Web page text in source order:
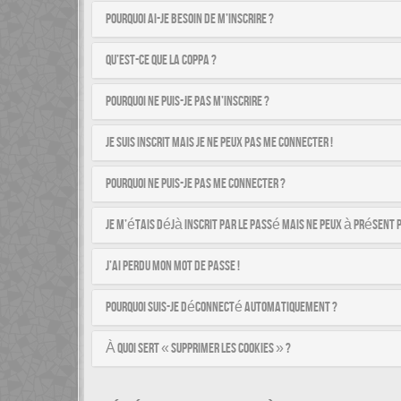
Pourquoi ai-je besoin de m’inscrire ?
Qu’est-ce que la COPPA ?
Pourquoi ne puis-je pas m’inscrire ?
Je suis inscrit mais je ne peux pas me connecter !
Pourquoi ne puis-je pas me connecter ?
Je m’étais déjà inscrit par le passé mais ne peux à présent
J’ai perdu mon mot de passe !
Pourquoi suis-je déconnecté automatiquement ?
À quoi sert « Supprimer les cookies » ?